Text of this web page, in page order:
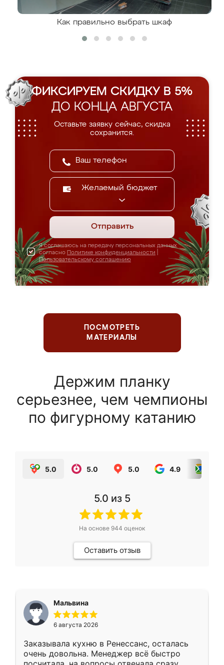
Как правильно выбрать шкаф
ФИКСИРУЕМ СКИДКУ В 5%
ДО КОНЦА АВГУСТА
Оставьте заявку сейчас, скидка
сохранится.
Желаемый бюджет
Отправить
Я соглашаюсь на передачу персональных данных
согласно Политике конфиденциальности
Пользовательскому соглашению
ПОСМОТРЕТЬ
МАТЕРИАЛЫ
Держим планку
серьезнее, чем чемпионы
по фигурному катанию
5.0 5.0 5.0 4.9
5.0 из 5
На основе 944 оценок
Оставить отзыв
Мальвина
6 августа 2026
Заказывала кухню в Ренессанс, осталась
очень довольна. Менеджер всё быстро